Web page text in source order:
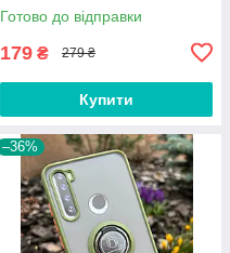
X3 / X3 Pro Green
Готово до відправки
179 ₴ 279 ₴
Купити
–36%